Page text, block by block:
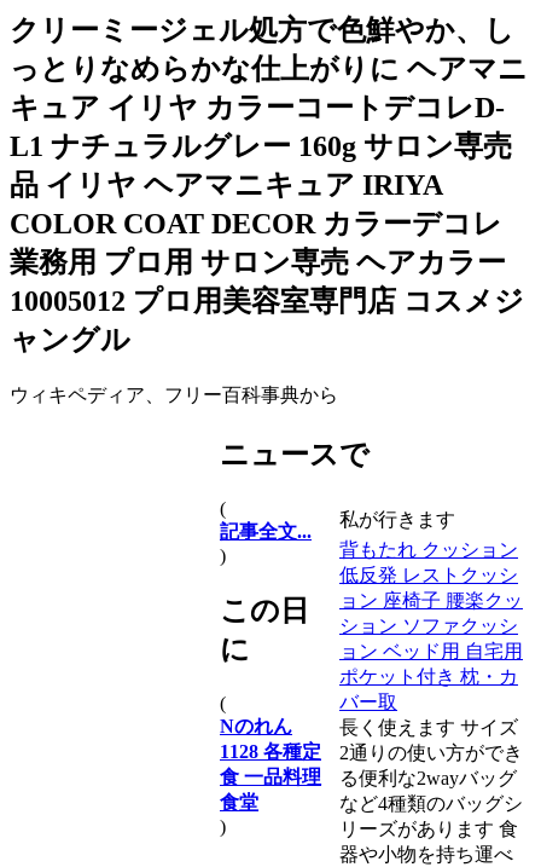
クリーミージェル処方で色鮮やか、し
っとりなめらかな仕上がりに ヘアマニ
キュア イリヤ カラーコートデコレD-
L1 ナチュラルグレー 160g サロン専売
品 イリヤ ヘアマニキュア IRIYA
COLOR COAT DECOR カラーデコレ
業務用 プロ用 サロン専売 ヘアカラー
10005012 プロ用美容室専門店 コスメジ
ャングル
ウィキペディア、フリー百科事典から
ニュースで
私が行きます
背もたれ クッション
低反発 レストクッシ
ョン 座椅子 腰楽クッ
ション ソファクッシ
ョン ベッド用 自宅用
ポケット付き 枕・カ
バー取
長く使えます サイズ
2通りの使い方ができ
る便利な2wayバッグ
など4種類のバッグシ
リーズがあります 食
器や小物を持ち運べ
(
記事全文...
)
この日
に
(
Nのれん
1128 各種定
食 一品料理
食堂
)